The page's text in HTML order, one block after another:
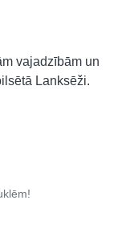
vajadzībām un
Lanksēži.